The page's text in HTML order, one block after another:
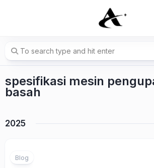
spesifikasi mesin
basah
2025
Blog